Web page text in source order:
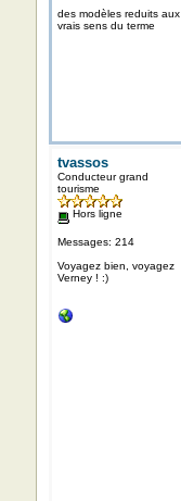
des modèles reduits aux
vrais sens du terme
tvassos
Conducteur grand
tourisme
Hors ligne
Messages: 214
Voyagez bien, voyagez
Verney ! :)